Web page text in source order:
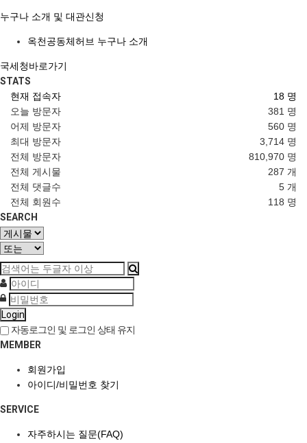
누구나 소개 및 대관신청
옥천공동체허브 누구나 소개
국세청바로가기
STATS
18 명
현재 접속자
381 명
오늘 방문자
560 명
어제 방문자
3,714 명
최대 방문자
810,970 명
전체 방문자
287 개
전체 게시물
5 개
전체 댓글수
118 명
전체 회원수
SEARCH
Login
자동로그인 및 로그인 상태 유지
MEMBER
회원가입
아이디/비밀번호 찾기
SERVICE
자주하시는 질문(FAQ)